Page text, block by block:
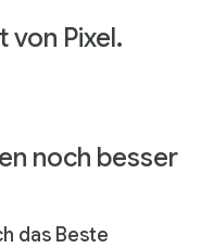
von Pixel.
noch besser
das Beste